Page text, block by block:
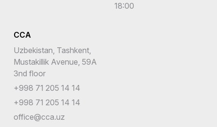
18:00
CCA
Uzbekistan, Tashkent,
Mustakillik Avenue, 59A
3nd floor
+998 71 205 14 14
+998 71 205 14 14
office@cca.uz